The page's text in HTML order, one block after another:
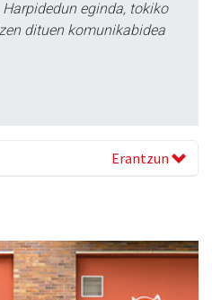
eginda, tokiko
dituen komunikabidea
Erantzun